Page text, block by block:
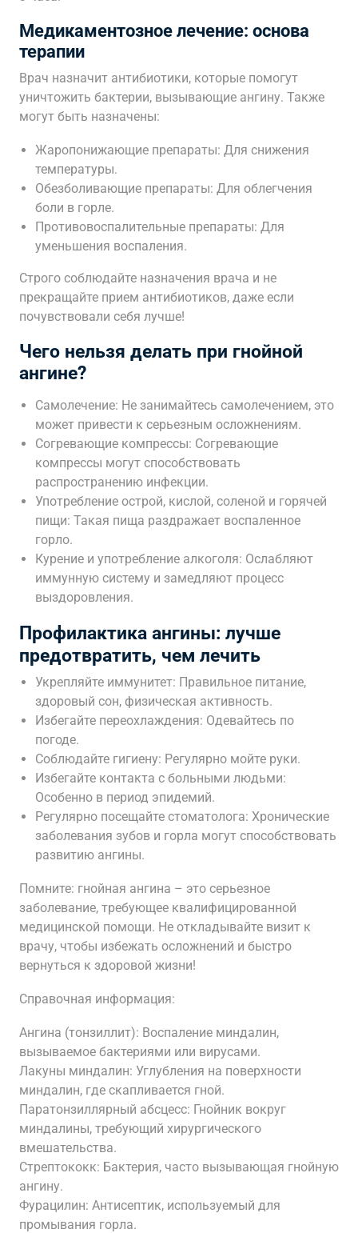
Медикаментозное лечение: основа
терапии
Врач назначит антибиотики, которые помогут
уничтожить бактерии, вызывающие ангину. Также
могут быть назначены:
Жаропонижающие препараты: Для снижения
температуры.
Обезболивающие препараты: Для облегчения
боли в горле.
Противовоспалительные препараты: Для
уменьшения воспаления.
Строго соблюдайте назначения врача и не
прекращайте прием антибиотиков, даже если
почувствовали себя лучше!
Чего нельзя делать при гнойной
ангине?
Самолечение: Не занимайтесь самолечением, это
может привести к серьезным осложнениям.
Согревающие компрессы: Согревающие
компрессы могут способствовать
распространению инфекции.
Употребление острой, кислой, соленой и горячей
пищи: Такая пища раздражает воспаленное
горло.
Курение и употребление алкоголя: Ослабляют
иммунную систему и замедляют процесс
выздоровления.
Профилактика ангины: лучше
предотвратить, чем лечить
Укрепляйте иммунитет: Правильное питание,
здоровый сон, физическая активность.
Избегайте переохлаждения: Одевайтесь по
погоде.
Соблюдайте гигиену: Регулярно мойте руки.
Избегайте контакта с больными людьми:
Особенно в период эпидемий.
Регулярно посещайте стоматолога: Хронические
заболевания зубов и горла могут способствовать
развитию ангины.
Помните: гнойная ангина – это серьезное
заболевание, требующее квалифицированной
медицинской помощи. Не откладывайте визит к
врачу, чтобы избежать осложнений и быстро
вернуться к здоровой жизни!
Справочная информация:
Ангина (тонзиллит): Воспаление миндалин,
вызываемое бактериями или вирусами.
Лакуны миндалин: Углубления на поверхности
миндалин, где скапливается гной.
Паратонзиллярный абсцесс: Гнойник вокруг
миндалины, требующий хирургического
вмешательства.
Стрептококк: Бактерия, часто вызывающая гнойную
ангину.
Фурацилин: Антисептик, используемый для
промывания горла.